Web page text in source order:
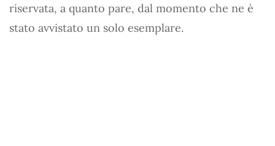
riservata, a quanto pare, dal momento che ne è
stato avvistato un solo esemplare.